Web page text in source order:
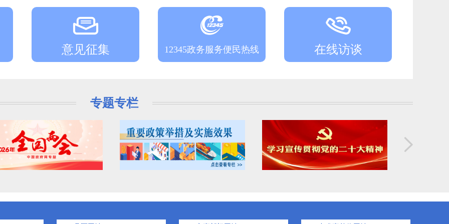
阜新市卫健委所属公立医院2026年校园招聘第一批次体检结果及递补人员名单
意见征集 12345政务服务便民热线 在线访谈
专题专栏